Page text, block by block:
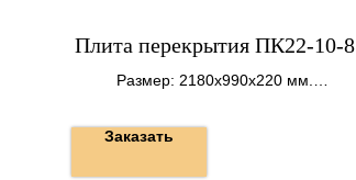
Плита перекрытия ПК22-10-8
Размер: 2180х990х220 мм.
Заказать